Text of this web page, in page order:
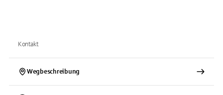
Kontakt
Wegbeschreibung